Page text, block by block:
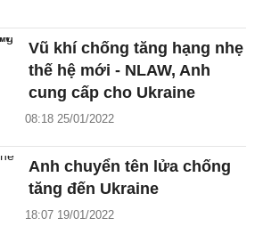
Vũ khí chống tăng hạng nhẹ
thế hệ mới - NLAW, Anh
cung cấp cho Ukraine
08:18 25/01/2022
Anh chuyển tên lửa chống
tăng đến Ukraine
18:07 19/01/2022